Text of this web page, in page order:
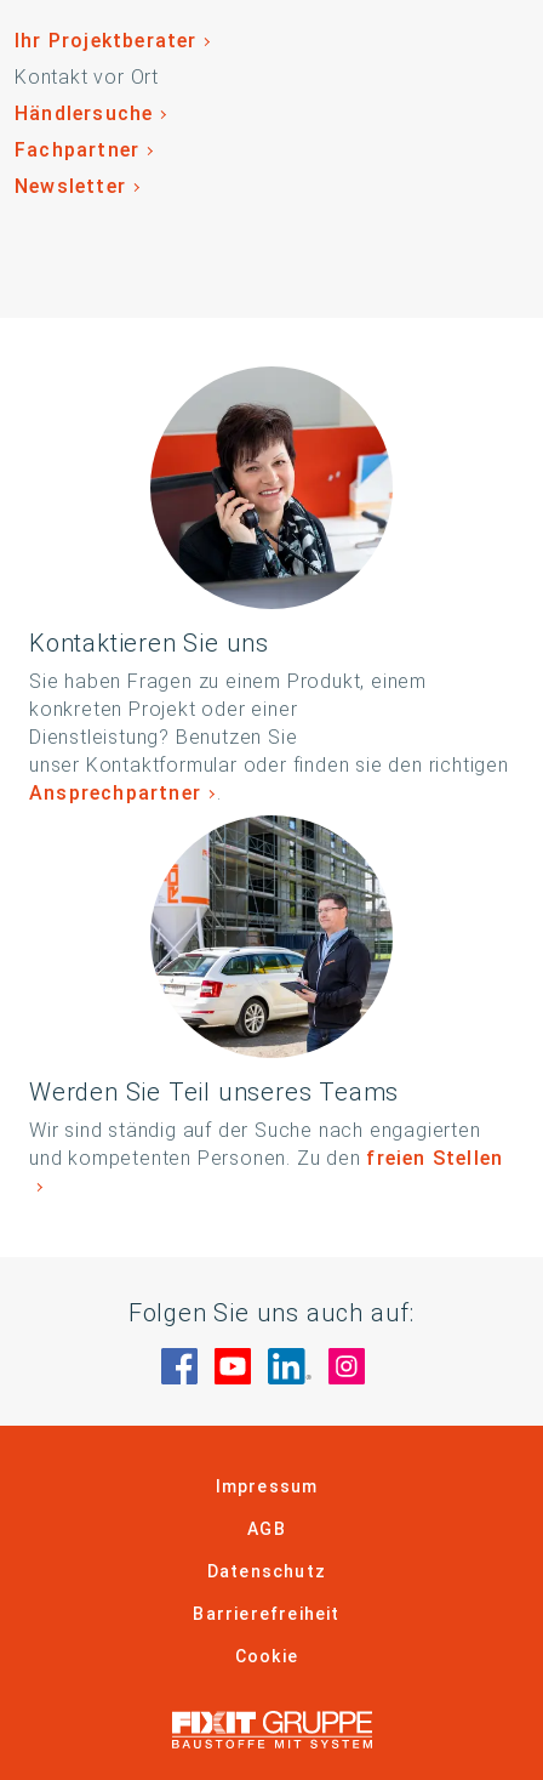
Ihr Projektberater
Kontakt vor Ort
Händlersuche
Fachpartner
Newsletter
Kontaktieren Sie uns
Sie haben Fragen zu einem Produkt, einem
konkreten Projekt oder einer
Dienstleistung? Benutzen Sie
unser Kontaktformular oder finden sie den richtigen
Ansprechpartner
.
Werden Sie Teil unseres Teams
Wir sind ständig auf der Suche nach engagierten
und kompetenten Personen. Zu den freien Stellen
Folgen Sie uns auch auf:
Besuche uns auf Facebook
Besuche uns auf YouTube
Besuche uns auf
Impressum
AGB
Datenschutz
Barrierefreiheit
Cookie